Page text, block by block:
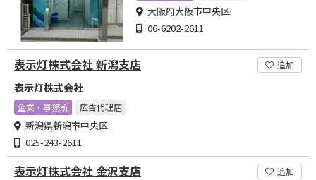
大阪府大阪市中央区
06-6202-2611
表示灯株式会社 新潟支店 追加
表示灯株式会社
企業・事務所 広告代理店
新潟県新潟市中央区
025-243-2611
表示灯株式会社 金沢支店 追加